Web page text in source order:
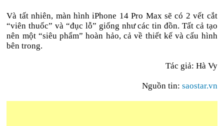
Và tất nhiên, màn hình iPhone 14 Pro Max sẽ có 2 vết cắt
“viên thuốc” và “đục lỗ” giống như các tin đồn. Tất cả tạo
nên một “siêu phẩm” hoàn hảo, cả về thiết kế và cấu hình
bên trong.
Tác giả: Hà Vy
Nguồn tin: saostar.vn